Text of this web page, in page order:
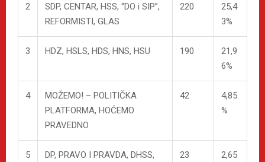
2
SDP, CENTAR, HSS, “DO i SIP”,
REFORMISTI, GLAS
220
25,4
3%
3 HDZ, HSLS, HDS, HNS, HSU 190
21,9
6%
4
MOŽEMO! – POLITIČKA
PLATFORMA, HOĆEMO
PRAVEDNO
42
4,85
%
5 DP, PRAVO I PRAVDA, DHSS, 23 2,65